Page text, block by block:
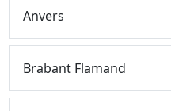
Anvers
Brabant Flamand